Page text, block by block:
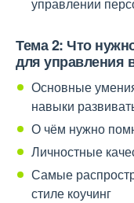
Тема 2: Что
для управления
Основные
навыки
О чём нужно
Личностные
Самые
стиле коучинг